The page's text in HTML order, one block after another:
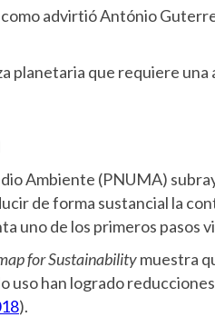
advirtió António
planetaria que requiere
Ambiente (PNUMA)
de forma sustancial la
uno de los primeros pasos
for Sustainabilitymuestra
uso han logrado
).